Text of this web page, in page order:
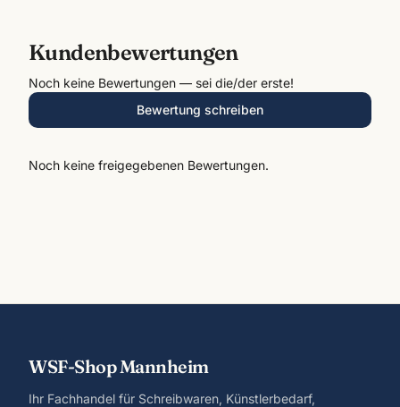
Kundenbewertungen
Noch keine Bewertungen — sei die/der erste!
Bewertung schreiben
Noch keine freigegebenen Bewertungen.
WSF-Shop Mannheim
Ihr Fachhandel für Schreibwaren, Künstlerbedarf,